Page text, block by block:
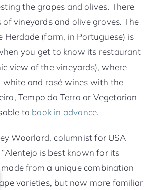
the grapes and olives. There
of vineyards and olive groves. The
Herdade (farm, in Portuguese) is
you get to know its restaurant
view of the vineyards), where
white and rosé wines with the
Tempo da Terra or Vegetarian
to book in advance.
Woorlard, columnist for USA
is best known for its
from a unique combination
varieties, but now more familiar